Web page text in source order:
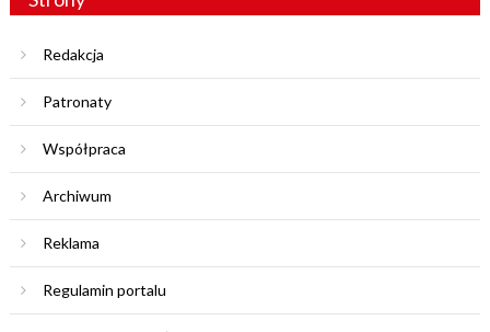
Redakcja
Patronaty
Współpraca
Archiwum
Reklama
Regulamin portalu